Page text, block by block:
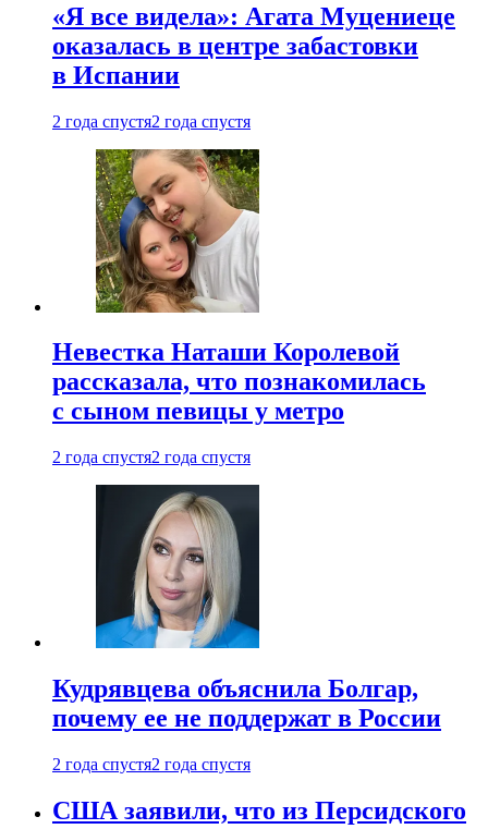
«Я все видела»: Агата Муцениеце
оказалась в центре забастовки
в Испании
2 года спустя2 года спустя
Невестка Наташи Королевой
рассказала, что познакомилась
с сыном певицы у метро
2 года спустя2 года спустя
Кудрявцева объяснила Болгар,
почему ее не поддержат в России
2 года спустя2 года спустя
США заявили, что из Персидского